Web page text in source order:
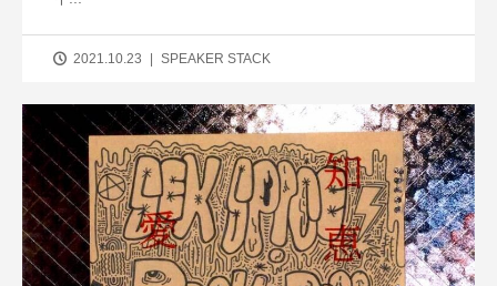
2021.10.23 SPEAKER STACK